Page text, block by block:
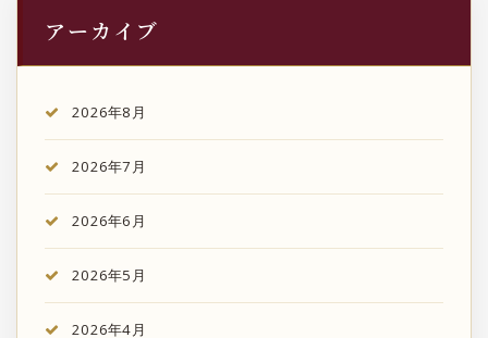
アーカイブ
2026年8月
2026年7月
2026年6月
2026年5月
2026年4月